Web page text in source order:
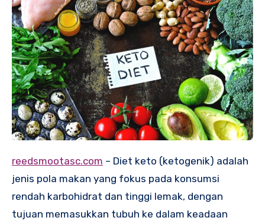
reedsmootasc.com – Diet keto (ketogenik) adalah
jenis pola makan yang fokus pada konsumsi
rendah karbohidrat dan tinggi lemak, dengan
tujuan memasukkan tubuh ke dalam keadaan